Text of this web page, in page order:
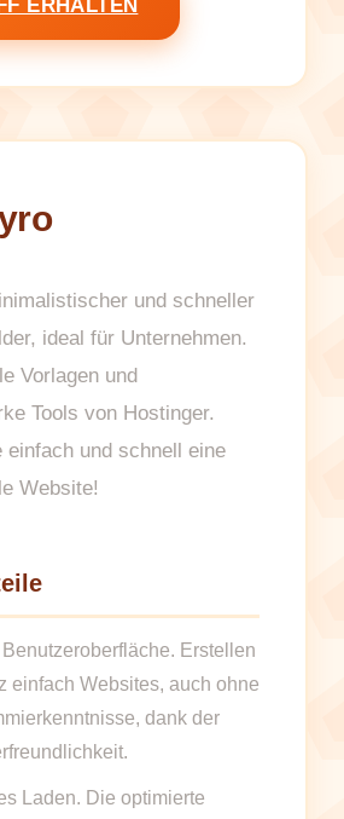
ERHALTEN
und schneller
ideal für Unternehmen.
Vorlagen und
Tools von Hostinger.
einfach und schnell eine
Website!
Benutzeroberfläche. Erstellen
einfach Websites, auch ohne
dank der
Laden. Die optimierte